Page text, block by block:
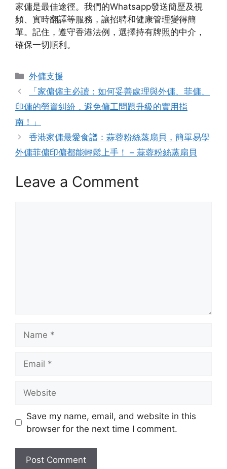
家傭是最佳途徑。我們的Whatsapp發送簡歷及視
頻、實時翻譯等服務，讓招聘和健康管理變得簡
單。記住，遵守香港法例，選擇持有牌照的中介，
確保一切順利。
Categories
外傭支援
「家傭僱主必讀：如何妥善處理與外傭、菲傭、
印傭的勞資糾紛，避免傭工問題升級的實用指
南！」
香港家傭最愛食譜：蒜蓉粉絲蒸扇貝，簡單易學
外傭菲傭印傭都能輕鬆上手！ – 蒜蓉粉絲蒸扇貝
Leave a Comment
Save my name, email, and website in this
browser for the next time I comment.